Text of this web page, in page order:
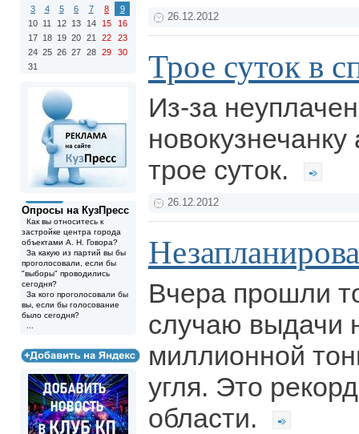
3
4 5 6 7 8
9
10 11 12 13 14 15
16
17 18 19 20 21 22
23
24 25 26 27 28 29
30
31
Опросы на КузПресс
Как вы относитесь к
застройке центра города
объектами А. Н. Говора?
За какую из партий вы бы
проголосовали, если бы
"выборы" проводились
сегодня?
За кого проголосовали бы
вы, если бы голосование
было сегодня?
26.12.2012
Трое суток в
Из-за
трое суток.
26.12.2012
Вчера прошли
случаю выдачи
миллионной
угля. Это
области.